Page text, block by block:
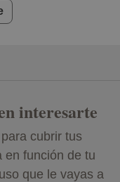
interesarte
cubrir tus
en función de tu
que le vayas a